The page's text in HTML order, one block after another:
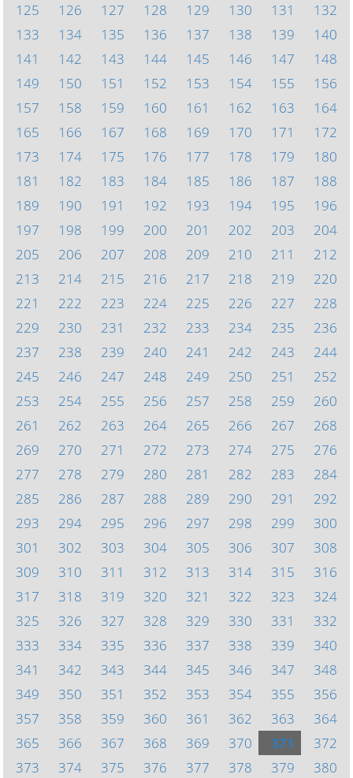
125
126 127 128 129 130 131
132
133
134 135 136 137 138 139
140
141
142 143 144 145 146 147
148
149
150 151 152 153 154 155
156
157
158 159 160 161 162 163
164
165
166 167 168 169 170 171
172
173
174 175 176 177 178 179
180
181
182 183 184 185 186 187
188
189
190 191 192 193 194 195
196
197
198 199 200 201 202 203
204
205
206 207 208 209 210 211
212
213
214 215 216 217 218 219
220
221
222 223 224 225 226 227
228
229
230 231 232 233 234 235
236
237
238 239 240 241 242 243
244
245
246 247 248 249 250 251
252
253
254 255 256 257 258 259
260
261
262 263 264 265 266 267
268
269
270 271 272 273 274 275
276
277
278 279 280 281 282 283
284
285
286 287 288 289 290 291
292
293
294 295 296 297 298 299
300
301
302 303 304 305 306 307
308
309
310 311 312 313 314 315
316
317
318 319 320 321 322 323
324
325
326 327 328 329 330 331
332
333
334 335 336 337 338 339
340
341
342 343 344 345 346 347
348
349
350 351 352 353 354 355
356
357
358 359 360 361 362 363
364
365
366 367 368 369 370 371
372
373
374 375 376 377 378 379 380